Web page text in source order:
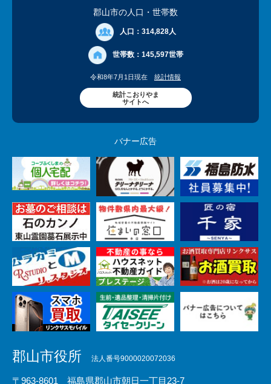
郡山市の人口 ・世帯数
人口： 314,828人
世帯数： 145,597世帯
令和8年7月1日現在 統計情報
統計こおりやま
サイトへ
バナー広告
郡山市役所 法人番号9000020072036
〒963-8601 福島県郡山市朝日一丁目23-7